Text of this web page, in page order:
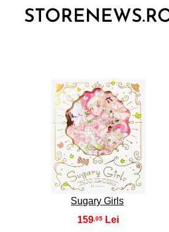
3
Sugary Girls
159 ,05